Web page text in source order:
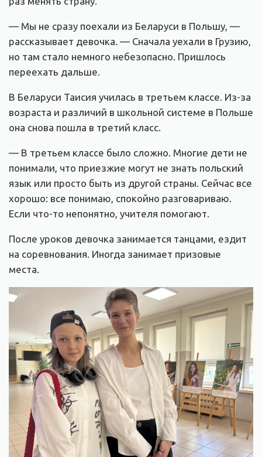
— Мы не сразу поехали из Беларуси в Польшу, —
рассказывает девочка. — Сначала уехали в Грузию,
но там стало немного небезопасно. Пришлось
переехать дальше.
В Беларуси Таисия училась в третьем классе. Из-за
возраста и различий в школьной системе в Польше
она снова пошла в третий класс.
— В третьем классе было сложно. Многие дети не
понимали, что приезжие могут не знать польский
язык или просто быть из другой страны. Сейчас все
хорошо: все понимаю, спокойно разговариваю.
Если что-то непонятно, учителя помогают.
После уроков девочка занимается танцами, ездит
на соревнования. Иногда занимает призовые
места.